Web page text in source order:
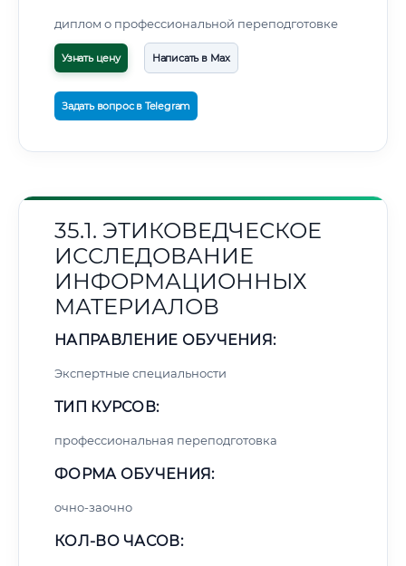
диплом о профессиональной переподготовке
Узнать цену Написать в Max
Задать вопрос в Telegram
35.1. ЭТИКОВЕДЧЕСКОЕ
ИССЛЕДОВАНИЕ
ИНФОРМАЦИОННЫХ
МАТЕРИАЛОВ
НАПРАВЛЕНИЕ ОБУЧЕНИЯ:
Экспертные специальности
ТИП КУРСОВ:
профессиональная переподготовка
ФОРМА ОБУЧЕНИЯ:
очно-заочно
КОЛ-ВО ЧАСОВ: